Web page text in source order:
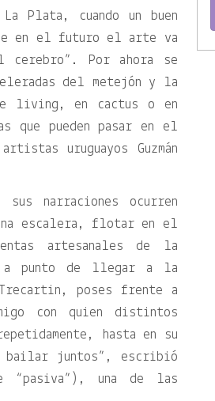
Plata, cuando un buen
en el futuro el arte va
Por ahora se
del metejón y la
living, en cactus o en
que pueden pasar en el
uruguayos Guzmán
narraciones ocurren
escalera, flotar en el
artesanales de la
a punto de llegar a la
Trecartin, poses frente a
con quien distintos
hasta en su
bailar juntos”, escribió
“pasiva”), una de las